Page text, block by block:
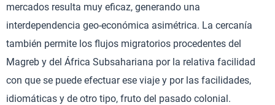
mercados resulta muy eficaz, generando una
interdependencia geo-económica asimétrica. La cercanía
también permite los flujos migratorios procedentes del
Magreb y del África Subsahariana por la relativa facilidad
con que se puede efectuar ese viaje y por las facilidades,
idiomáticas y de otro tipo, fruto del pasado colonial.